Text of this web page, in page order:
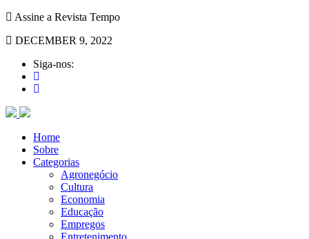
Assine a Revista Tempo
DECEMBER 9, 2022
Siga-nos:
Home
Sobre
Categorias
Agronegócio
Cultura
Economia
Educação
Empregos
Entretenimento